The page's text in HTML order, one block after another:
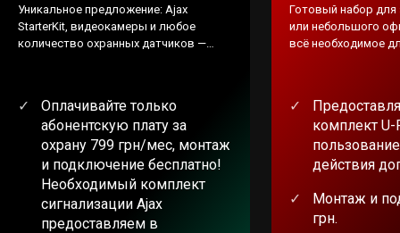
Уникальное предложение: Ajax
StarterKit, видеокамеры и любое
количество охранных датчиков —
Оплачивайте только
абонентскую плату за
охрану 799 грн/мес, монтаж
и подключение бесплатно!
Необходимый комплект
сигнализации Ajax
предоставляем в
Готовый набор
или небольшого
всё необходимое
комплект
действия
Монтаж и
грн.